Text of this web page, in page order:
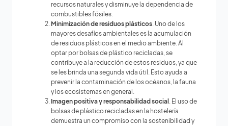
recursos naturales y disminuye la dependencia de
combustibles fósiles.
Minimización de residuos plásticos. Uno de los
mayores desafíos ambientales es la acumulación
de residuos plásticos en el medio ambiente. Al
optar por bolsas de plástico recicladas, se
contribuye a la reducción de estos residuos, ya que
se les brinda una segunda vida útil. Esto ayuda a
prevenir la contaminación de los océanos, la fauna
y los ecosistemas en general.
Imagen positiva y responsabilidad social . El uso de
bolsas de plástico recicladas en la hostelería
demuestra un compromiso con la sostenibilidad y